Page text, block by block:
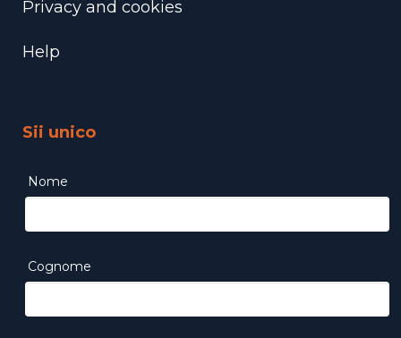
Privacy and cookies
Help
Sii unico
Nome
Cognome